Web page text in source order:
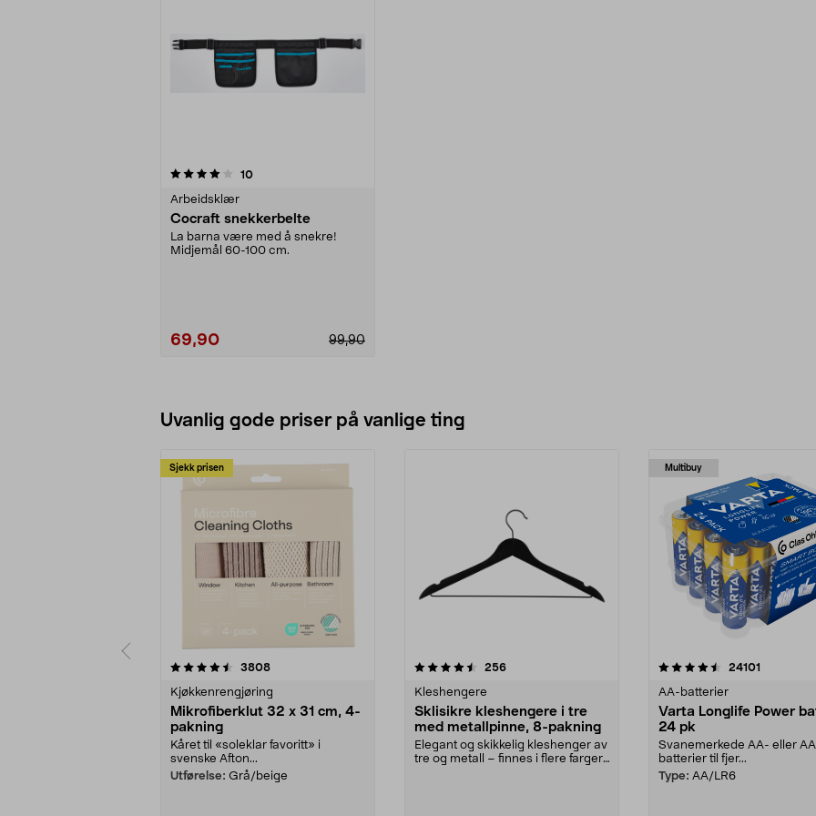
10anmeldelser
Arbeidsklær
Cocraft snekkerbelte
La barna være med å snekre!
Midjemål 60-100 cm.
99,90
69,90
Uvanlig gode priser på vanlige ting
Sjekk prisen
3808anmeldelser
Kjøkkenrengjøring
Mikrofiberklut 32 x 31 cm, 4-
pakning
Kåret til «soleklar favoritt» i
svenske Afton...
Utførelse: Grå/beige
4.5av 5 stjerner 256anmeldelser
Kleshengere
Sklisikre kleshengere i tre
med metallpinne, 8-pakning
Elegant og skikkelig kleshenger av
tre og metall – finnes i flere farger.
Multibuy
4.5av 5 stjerner 24101
AA-batterier
Varta Longlife Power
24 pk
Svanemerkede AA- eller
batterier til fjer...
Type: AA/LR6
4.5av 5 stjerner